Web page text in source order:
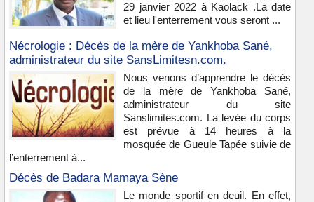
29 janvier 2022 à Kaolack .La date
et lieu l'enterrement vous seront ...
Nécrologie : Décès de la mère de Yankhoba Sané,
administrateur du site SansLimitesn.com.
Nous venons d’apprendre le décès
de la mère de Yankhoba Sané,
administrateur du site
Sanslimites.com. La levée du corps
est prévue à 14 heures à la
mosquée de Gueule Tapée suivie de
l’enterrement à...
Décès de Badara Mamaya Sène
Le monde sportif en deuil. En effet,